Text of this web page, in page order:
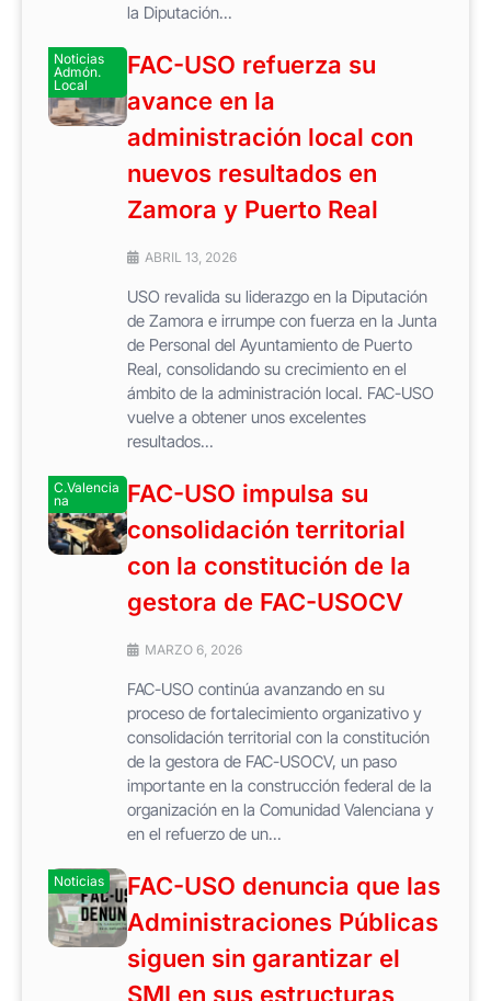
la Diputación...
Noticias
Admón.
Local
FAC-USO refuerza su
avance en la
administración local con
nuevos resultados en
Zamora y Puerto Real
ABRIL 13, 2026
USO revalida su liderazgo en la Diputación
de Zamora e irrumpe con fuerza en la Junta
de Personal del Ayuntamiento de Puerto
Real, consolidando su crecimiento en el
ámbito de la administración local. FAC-USO
vuelve a obtener unos excelentes
resultados...
C.Valencia
na
FAC-USO impulsa su
consolidación territorial
con la constitución de la
gestora de FAC-USOCV
MARZO 6, 2026
FAC-USO continúa avanzando en su
proceso de fortalecimiento organizativo y
consolidación territorial con la constitución
de la gestora de FAC-USOCV, un paso
importante en la construcción federal de la
organización en la Comunidad Valenciana y
en el refuerzo de un...
Noticias
FAC-USO denuncia que las
Administraciones Públicas
siguen sin garantizar el
SMI en sus estructuras